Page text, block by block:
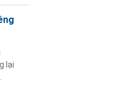
lại